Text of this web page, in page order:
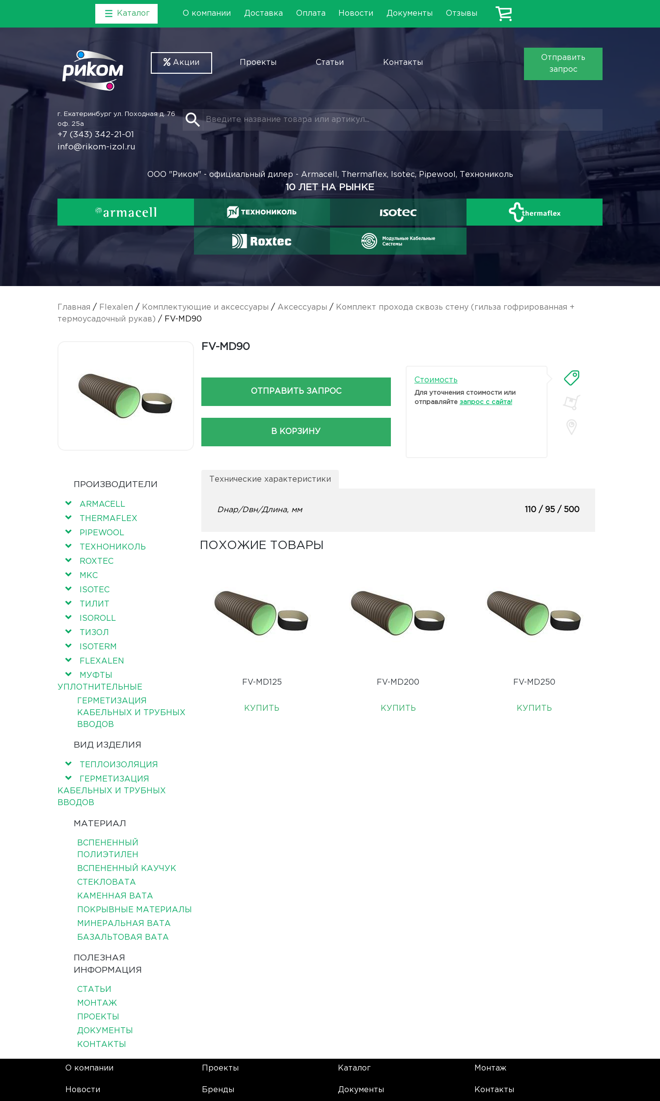
Каталог О компании Доставка Оплата Новости Документы Отзывы
Акции Проекты Статьи Контакты
Отправить
запрос
г. Екатеринбург ул. Походная д. 76
оф. 25а
+7 (343) 342-21-01
info@rikom-izol.ru
ООО "Риком" - официальный дилер - Armacell, Thermaflex, Isotec, Pipewool, Технониколь
10 ЛЕТ НА РЫНКЕ
Главная / Flexalen / Комплектующие и аксессуары / Аксессуары / Комплект прохода сквозь стену (гильза гофрированная +
термоусадочный рукав) / FV-MD90
FV-MD90
ОТПРАВИТЬ ЗАПРОС
В КОРЗИНУ
Стоимость
Для уточнения стоимости или
отправляйте запрос с сайта!
ПРОИЗВОДИТЕЛИ
ARMACELL
THERMAFLEX
PIPEWOOL
ТЕХНОНИКОЛЬ
ROXTEC
МКС
ISOTEC
ТИЛИТ
ISOROLL
ТИЗОЛ
ISOTERM
FLEXALEN
МУФТЫ
УПЛОТНИТЕЛЬНЫЕ
ГЕРМЕТИЗАЦИЯ
КАБЕЛЬНЫХ И ТРУБНЫХ
ВВОДОВ
ВИД ИЗДЕЛИЯ
ТЕПЛОИЗОЛЯЦИЯ
ГЕРМЕТИЗАЦИЯ
КАБЕЛЬНЫХ И ТРУБНЫХ
ВВОДОВ
МАТЕРИАЛ
ВСПЕНЕННЫЙ
ПОЛИЭТИЛЕН
ВСПЕНЕННЫЙ КАУЧУК
СТЕКЛОВАТА
КАМЕННАЯ ВАТА
ПОКРЫВНЫЕ МАТЕРИАЛЫ
МИНЕРАЛЬНАЯ ВАТА
БАЗАЛЬТОВАЯ ВАТА
ПОЛЕЗНАЯ
ИНФОРМАЦИЯ
СТАТЬИ
МОНТАЖ
ПРОЕКТЫ
ДОКУМЕНТЫ
КОНТАКТЫ
Технические характеристики
Dнар/Dвн/Длина, мм 110 / 95 / 500
ПОХОЖИЕ ТОВАРЫ
FV-MD125
КУПИТЬ
FV-MD200
КУПИТЬ
FV-MD250
КУПИТЬ
О компании Проекты Каталог Монтаж
Новости Бренды Документы Контакты